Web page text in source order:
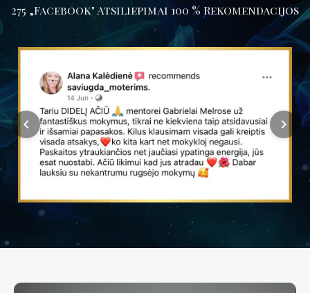
275 „Facebook" Atsiliepimai 100 % Rekomendacijos
chevron_left chevron_right